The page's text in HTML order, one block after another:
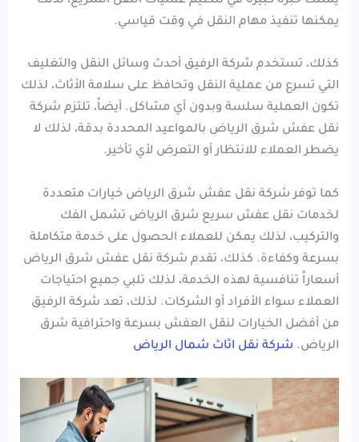
يمكنها تنفيذ مهام النقل في وقت قياسي.
كذلك، تستخدم شركة الرفيق أحدث وسائل النقل والتغليف
التي تسرع من عملية النقل وتحافظ على سلامة الأثاث، لذلك
تكون العملية سلسة وبدون أي مشاكل. أيضاً، تلتزم شركة
نقل عفش شرق الرياض بالمواعيد المحددة بدقة، لذلك لا
يضطر العملاء للانتظار أو التعرض لأي تأخير.
كما توفر شركة نقل عفش شرق الرياض خيارات متعددة
لخدمات نقل عفش سريع شرق الرياض تشمل الفك
والتركيب، لذلك يمكن للعملاء الحصول على خدمة متكاملة
بسرعة وكفاءة. كذلك، تقدم شركة نقل عفش شرق الرياض
أسعاراً تنافسية لهذه الخدمة، لذلك تلبي جميع احتياجات
العملاء سواء الأفراد أو الشركات. لذلك، تعد شركة الرفيق
من أفضل الخيارات لنقل العفش بسرعة واحترافية شرق
الرياض. شركة نقل اثاث شمال الرياض